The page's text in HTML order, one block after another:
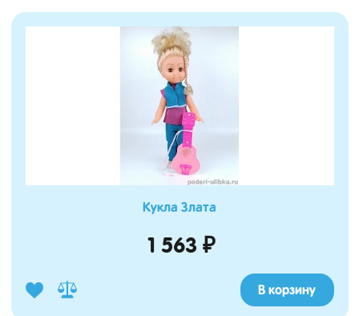
Кукла Злата
1 563 ₽
В корзину